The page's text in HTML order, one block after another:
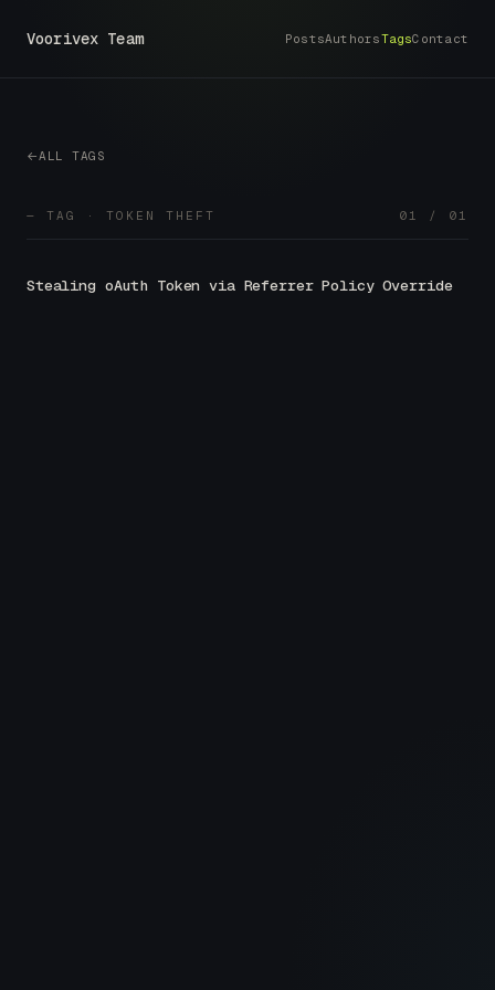
Voorivex Team PostsAuthorsTagsContact
ALL TAGS
— TAG · TOKEN THEFT 01 / 01
Stealing oAuth Token via Referrer Policy Override